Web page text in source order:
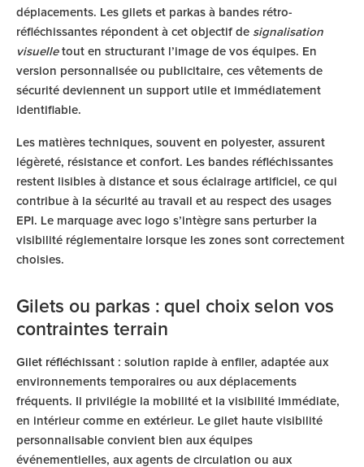
déplacements. Les gilets et parkas à bandes rétro-
réfléchissantes répondent à cet objectif de signalisation
visuelletout en structurant l’image de vos équipes. En
version personnalisée ou publicitaire, ces vêtements de
sécurité deviennent un support utile et immédiatement
identifiable.
Les matières techniques, souvent en polyester, assurent
légèreté, résistance et confort. Les bandes réfléchissantes
restent lisibles à distance et sous éclairage artificiel, ce qui
contribue à la sécurité au travail et au respect des usages
EPI. Le marquage avec logo s’intègre sans perturber la
visibilité réglementaire lorsque les zones sont correctement
choisies.
Gilets ou parkas : quel choix selon vos
contraintes terrain
Gilet réfléchissant : solution rapide à enfiler, adaptée aux
environnements temporaires ou aux déplacements
fréquents. Il privilégie la mobilité et la visibilité immédiate,
en intérieur comme en extérieur. Le gilet haute visibilité
personnalisable convient bien aux équipes
événementielles, aux agents de circulation ou aux